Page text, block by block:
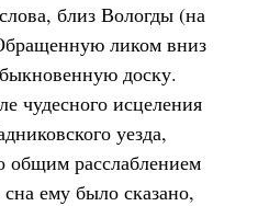
близ Вологды (на
ликом вниз
доску.
чудесного исцеления
уезда,
общим расслаблением
ему было сказано,